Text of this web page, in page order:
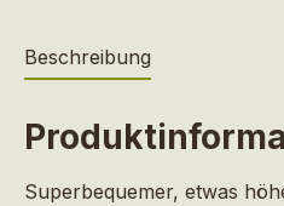
Beschreibung
Superbequemer, etwas